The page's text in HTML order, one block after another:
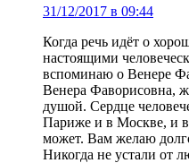
31/12/2017 в 09:44
Когда речь идёт о
настоящими
вспоминаю о Венере
Венера Фаворисовна,
душой. Сердце
Париже и в Москве, и
может. Вам желаю
Никогда не устали от